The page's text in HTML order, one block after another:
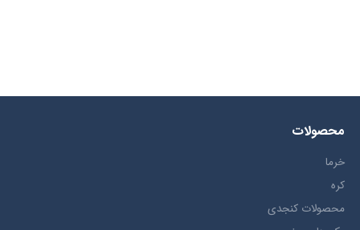
محصولات
خرما
کره
محصولات کنجدی